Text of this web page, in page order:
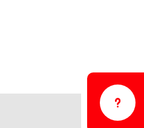
u